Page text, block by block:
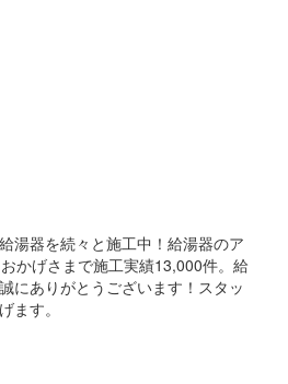
湯器を続々と施工中！給湯器のア
かげさまで施工実績13,000件。給
にありがとうございます！スタッ
ます。